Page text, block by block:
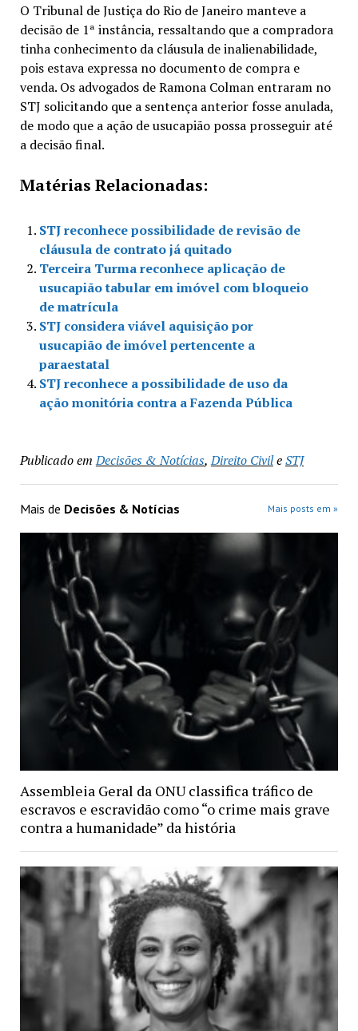
O Tribunal de Justiça do Rio de Janeiro manteve a
decisão de 1ª instância, ressaltando que a compradora
tinha conhecimento da cláusula de inalienabilidade,
pois estava expressa no documento de compra e
venda. Os advogados de Ramona Colman entraram no
STJ solicitando que a sentença anterior fosse anulada,
de modo que a ação de usucapião possa prosseguir até
a decisão final.
Matérias Relacionadas:
STJ reconhece possibilidade de revisão de
cláusula de contrato já quitado
Terceira Turma reconhece aplicação de
usucapião tabular em imóvel com bloqueio
de matrícula
STJ considera viável aquisição por
usucapião de imóvel pertencente a
paraestatal
STJ reconhece a possibilidade de uso da
ação monitória contra a Fazenda Pública
Publicado em Decisões & Notícias,Direito CivileSTJ
Mais de Decisões & Notícias Mais posts em »
Assembleia Geral da ONU classifica tráfico de
escravos e escravidão como “o crime mais grave
contra a humanidade” da história